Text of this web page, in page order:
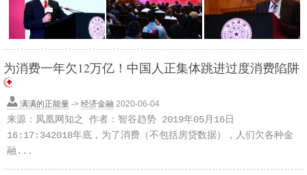
为消费一年欠12万亿！中国人正集体跳进过度消费陷阱
满满的正能量 -> 经济金融 2020-06-04
来源：凤凰网知之 作者：智谷趋势 2019年05月16日
16:17:342018年底，为了消费（不包括房贷数据），人们欠各种金
融...